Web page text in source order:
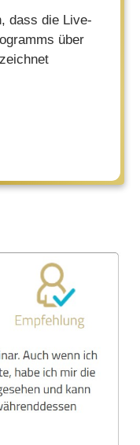
dass die Live-
über